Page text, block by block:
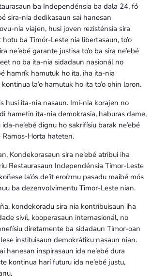
ba Independénsia ba dala 24, fó
sira-nia dedikasaun sai hanesan
nia viajen, husi joven rezisténsia sira
hotu ba Timór-Leste nia libertasaun, to’o
ne’ebé garante justisa to’o ba sira ne’ebé
no ba ita-nia sidadaun nasionál no
hamrík hamutuk ho ita, iha ita-nia
la’o hamutuk ho ita to’o ohin loron.
husi ita-nia nasaun. Imi-nia korajen no
hametin ita-nia demokrasia, haburas dame,
ne’ebé dignu ho sakrifísiu barak ne’ebé
Ramos-Horta hateten.
Kondekorasaun sira ne’ebé atribui iha
Restaurasaun Independénsia Timor-Leste
la’ós de’it eroízmu pasadu maibé mós
ba dezenvolvimentu Timor-Leste nian.
kondekoradu sira nia kontribuisaun iha
sivíl, kooperasaun internasionál, no
diretamente ba sidadaun Timor-oan
instituisaun demokrátiku nasaun nian.
hanesan inspirasaun ida ne’ebé dura
kontinua harí futuru ida ne’ebé justu,